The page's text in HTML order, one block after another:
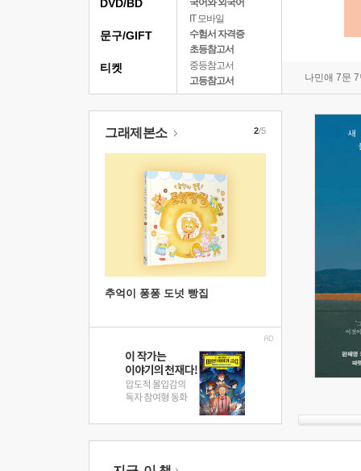
국어와 외국어
IT 모바일
수험서 자격증
초등참고서
중등참고서
고등참고서
나민애 7문
DVD/BD
문구/GIFT
티켓
그래제본소
추억이 퐁퐁 도넛 빵집
2/5